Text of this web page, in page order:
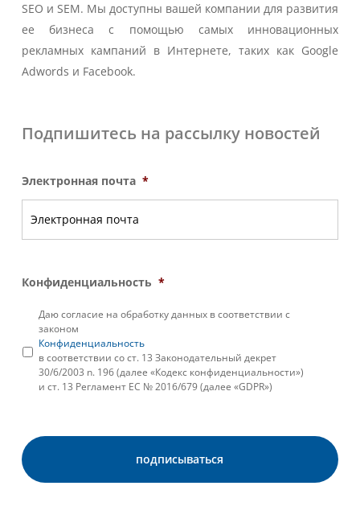
SEO и SEM. Мы доступны вашей компании для развития
ее бизнеса с помощью самых инновационных
рекламных кампаний в Интернете, таких как Google
Adwords и Facebook.
Подпишитесь на рассылку новостей
Электронная почта *
Конфиденциальность *
Даю согласие на обработку данных в соответствии с
законом
Конфиденциальность
в соответствии со ст. 13 Законодательный декрет
30/6/2003 n. 196 (далее «Кодекс конфиденциальности»)
и ст. 13 Регламент ЕС № 2016/679 (далее «GDPR»)